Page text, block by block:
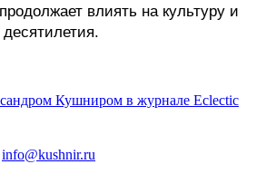
влиять на культуру и
info@kushnir.ru